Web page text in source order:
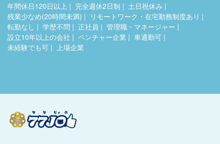
年間休日120日以上 完全週休2日制
土日祝休み
残業少なめ(20時間未満)
リモートワーク・在宅勤務制度あり
転勤なし
学歴不問 正社員
管理職・マネージャー
設立10年以上の会社
ベンチャー企業
車通勤可
未経験でも可
上場企業